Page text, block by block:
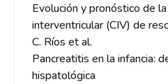
Evolución y pronóstico de
interventricular (CIV) de
C. Ríos et al.
Pancreatitis en la infancia:
hispatológica